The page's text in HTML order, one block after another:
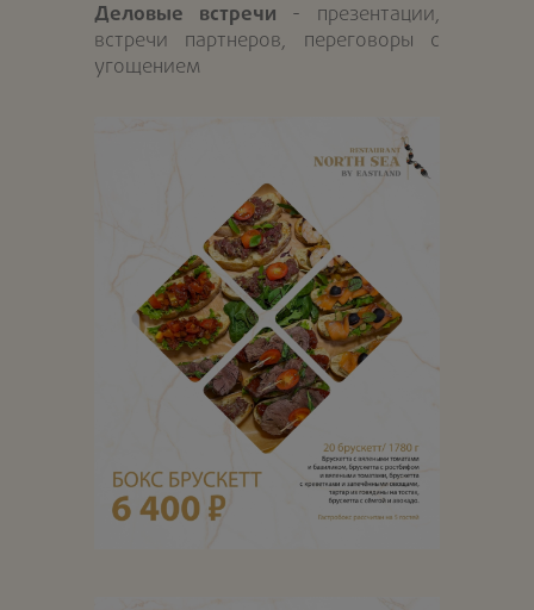
Деловые встречи - презентации,
встречи партнеров, переговоры с
угощением